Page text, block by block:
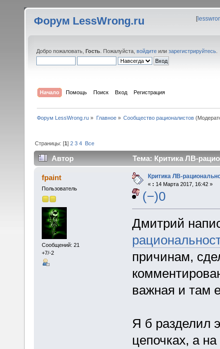
Форум LessWrong.ru [
Добро пожаловать, Гость . Пожалуйста, войдите или зарегистрируйтесь
Начало Помощь Поиск Вход Регистрация
Форум LessWrong.ru » Главное» Сообщество рационалистов
Страницы: [1]2 3 4 Все
Автор Тема: Критика ЛВ-
fpaint
Пользователь
Сообщений: 21
+7/-2
Критика ЛВ-
« : 14 Марта 2017, 16:42 »
(−)0
Дмитрий
причинам,
важная и там
Я б разделил
цепочках, а